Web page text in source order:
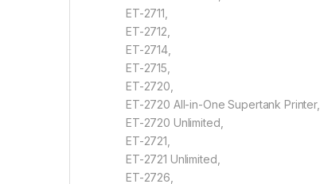
ET-2711,
ET-2712,
ET-2714,
ET-2715,
ET-2720,
ET-2720 All-in-One Supertank Printer,
ET-2720 Unlimited,
ET-2721,
ET-2721 Unlimited,
ET-2726,